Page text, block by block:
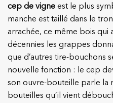
cep de vigne est le plus
manche est taillé dans le
arrachée, ce même bois qui
décennies les grappes
que d’autres tire-bouchons
nouvelle fonction : le cep
son ouvre-bouteille parle la
bouteilles qu’il vient